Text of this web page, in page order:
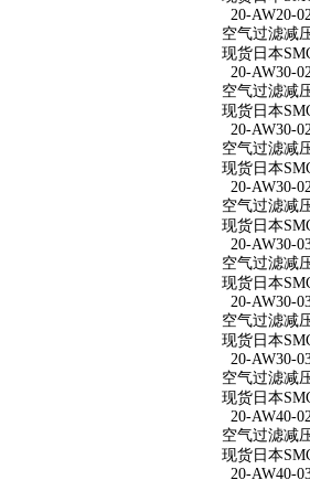
20-AW20-
空气过滤减
现货日本
20-AW30-
空气过滤减
现货日本
20-AW30-
空气过滤减
现货日本
20-AW30-
空气过滤减
现货日本
20-AW30-
空气过滤减
现货日本
20-AW30-
空气过滤减
现货日本
20-AW30-
空气过滤减
现货日本
20-AW40-
空气过滤减
现货日本
20-AW40-